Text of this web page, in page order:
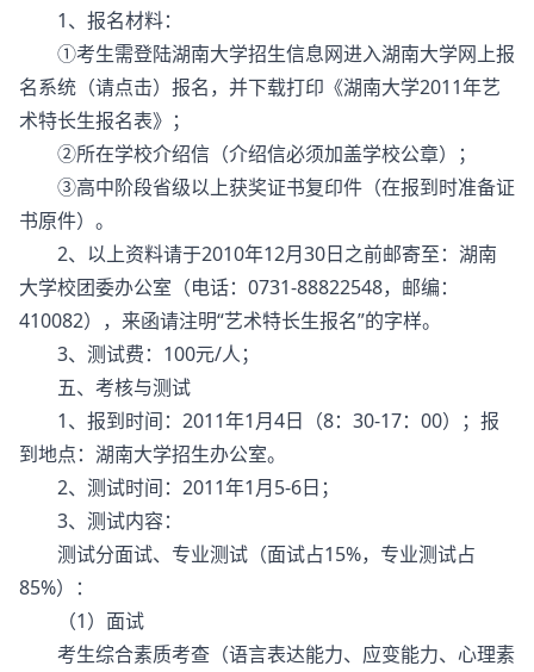
1、报名材料：
①考生需登陆湖南大学招生信息网进入湖南大学网上报
名系统（请点击）报名，并下载打印《湖南大学2011年艺
术特长生报名表》；
②所在学校介绍信（介绍信必须加盖学校公章）；
③高中阶段省级以上获奖证书复印件（在报到时准备证
书原件）。
2、以上资料请于2010年12月30日之前邮寄至：湖南
大学校团委办公室（电话：0731-88822548，邮编：
410082），来函请注明“艺术特长生报名”的字样。
3、测试费：100元/人；
五、考核与测试
1、报到时间：2011年1月4日（8：30-17：00）；报
到地点：湖南大学招生办公室。
2、测试时间：2011年1月5-6日；
3、测试内容：
测试分面试、专业测试（面试占15%，专业测试占
85%）：
（1）面试
考生综合素质考查（语言表达能力、应变能力、心理素